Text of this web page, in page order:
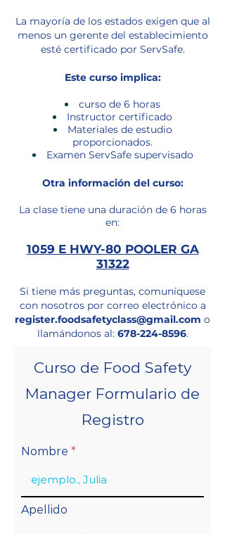
La mayoría de los estados exigen que al
menos un gerente del establecimiento
esté certificado por ServSafe.
Este curso implica:
curso de 6 horas
Instructor certificado
Materiales de estudio
proporcionados.
Examen ServSafe supervisado
Otra información del curso:
La clase tiene una duración de6 horas
en:
1059 E HWY-80 POOLER GA
31322
Si tiene más preguntas, comuníquese
con nosotros por correo electrónico a
register.foodsafetyclass@gmail.com o
llamándonos al: 678-22 4-8596.
Curso de Food Safety
Manager Formulario de
Registro
Nombre
Apellido